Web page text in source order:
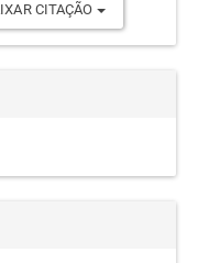
CITAÇÃO